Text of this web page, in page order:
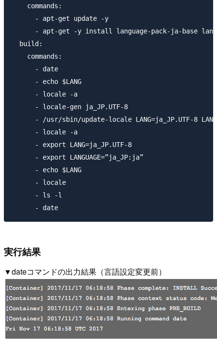
    commands:
      - apt-get update -y
- apt-get -y install language-pack-ja-base
  build:
    commands:
      - date
      - echo $LANG
      - locale -a
      - locale-gen ja_JP.UTF-8
- /usr/sbin/update-locale LANG=ja_JP.UTF-8
      - locale -a
      - export LANG=ja_JP.UTF-8
      - export LANGUAGE=”ja_JP:ja”
      - echo $LANG
      - locale
      - ls -l
実行結果
▼dateコマンドの出力結果（言語設定変更前）